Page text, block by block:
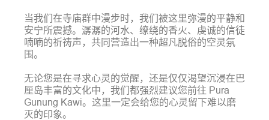
当我们在寺庙群中漫步时，我们被这里弥漫的平静和
安宁所震撼。潺潺的河水、缭绕的香火、虔诚的信徒
喃喃的祈祷声，共同营造出一种超凡脱俗的空灵氛
围。
无论您是在寻求心灵的觉醒，还是仅仅渴望沉浸在巴
厘岛丰富的文化中，我们都强烈建议您前往 Pura
Gunung Kawi。这里一定会给您的心灵留下难以磨
灭的印象。